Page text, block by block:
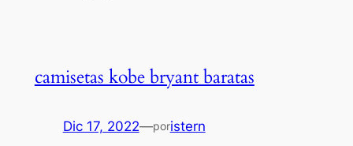
camisetas kobe bryant baratas
Dic 17, 2022—poristern